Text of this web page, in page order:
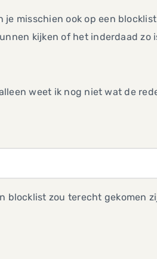
misschien ook op een
kijken of het inderdaad zo
weet ik nog niet wat de
blocklist zou terecht gekomen